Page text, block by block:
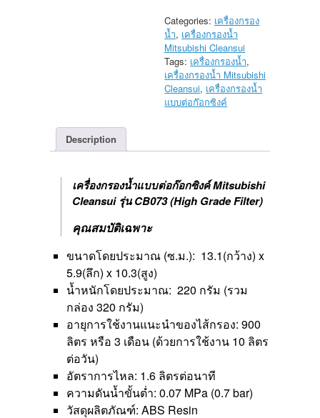
ก๊อก
ซิงค์
Mitsubishi
Cleansui
รุ่น
CB073
(High
Categories: เครื่องกรอง
น้ำ, เครื่องกรองน้ำ
Mitsubishi Cleansui
Tags: เครื่องกรองน้ำ,
เครื่องกรองน้ำ Mitsubishi
Cleansui, เครื่องกรองน้ำ
แบบต่อก๊อกซิงค์
Description
เครื่องกรองน้ำแบบต่อก๊อกซิงค์ Mitsubishi
Cleansui รุ่น CB073 (High Grade Filter)
คุณสมบัติเฉพาะ
ขนาดโดยประมาณ (ซ.ม.): 13.1(กว้าง) x
5.9(ลึก) x 10.3(สูง)
น้ำหนักโดยประมาณ: 220 กรัม (รวม
กล่อง 320 กรัม)
อายุการใช้งานแนะนำของไส้กรอง: 900
ลิตร หรือ 3 เดือน (ด้วยการใช้งาน 10 ลิตร
ต่อวัน)
อัตราการไหล: 1.6 ลิตรต่อนาที
ความดันน้ำขั้นต่ำ: 0.07 MPa (0.7 bar)
วัสดุผลิตภัณฑ์: ABS Resin